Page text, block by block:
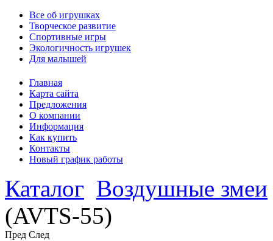
Все об игрушках
Творческое развитие
Спортивные игры
Экологичность игрушек
Для малышей
Главная
Карта сайта
Предложения
О компании
Информация
Как купить
Контакты
Новый график работы
Каталог Воздушные змеи
(AVTS-55)
Пред След